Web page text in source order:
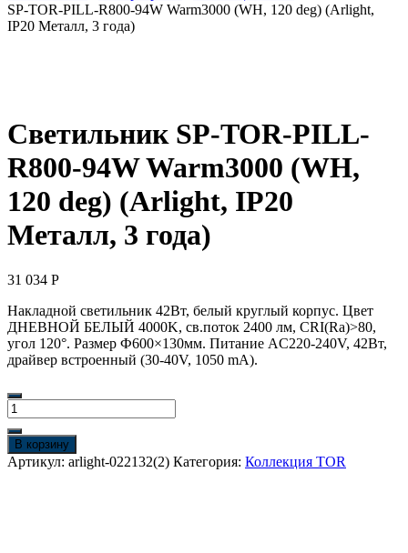
SP-TOR-PILL-R800-94W Warm3000 (WH, 120 deg) (Arlight,
IP20 Металл, 3 года)
Светильник SP-TOR-PILL-
R800-94W Warm3000 (WH,
120 deg) (Arlight, IP20
Металл, 3 года)
31 034 Р
Накладной светильник 42Вт, белый круглый корпус. Цвет
ДНЕВНОЙ БЕЛЫЙ 4000K, св.поток 2400 лм, CRI(Ra)>80,
угол 120°. Размер Ф600×130мм. Питание AC220-240V, 42Вт,
драйвер встроенный (30-40V, 1050 mA).
Количество
товара
Светильник
SP-
TOR-
В корзину
Артикул: arlight-022132(2) Категория: Коллекция TOR